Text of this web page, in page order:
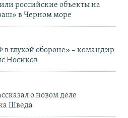
российские объекты на
в Черном море
глухой обороне» – командир
Носиков
о новом деле
Шведа